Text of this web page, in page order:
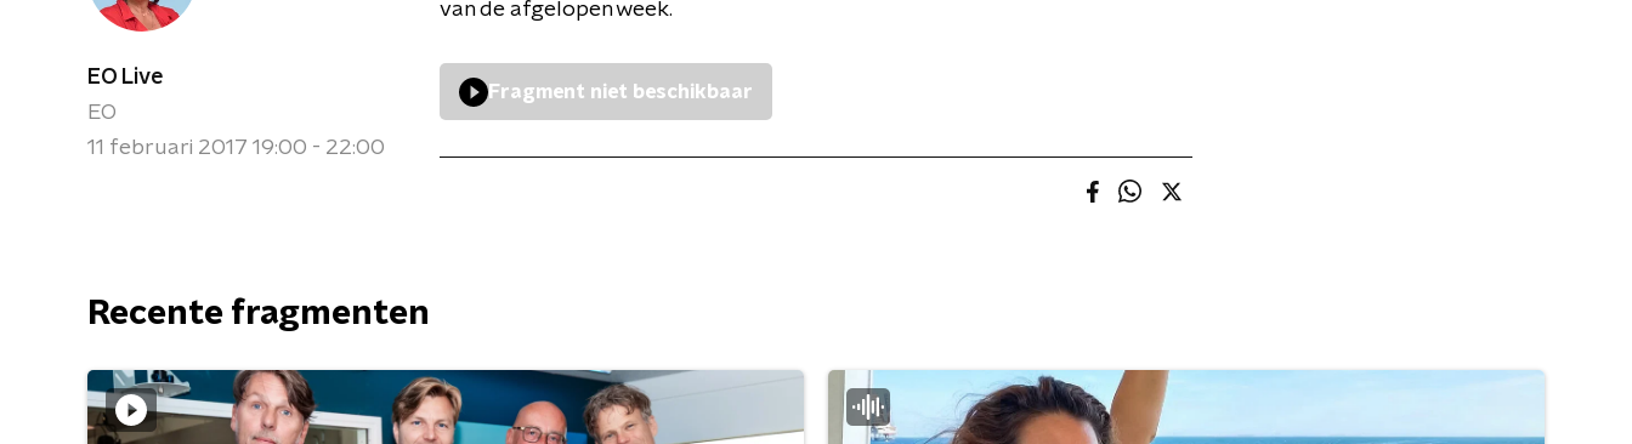
EO Live
EO
11 februari 2017 19:00 - 22:00
van de afgelopen week.
Fragment niet beschikbaar
Recente fragmenten